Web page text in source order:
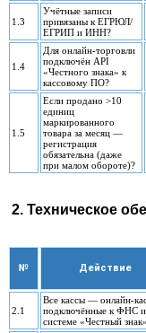
1.3
Учётные записи
привязаны к ЕГРЮЛ/
ЕГРИП и ИНН?
1.4
Для онлайн-торговли
подключён API
«Честного знака» к
кассовому ПО?
1.5
Если продано >10
единиц
маркированного
товара за месяц —
регистрация
обязательна (даже
при малом обороте)?
2. Техническое
№ Действие
2.1
Все кассы — онлайн-
подключённые к ФНС и
системе «Честный